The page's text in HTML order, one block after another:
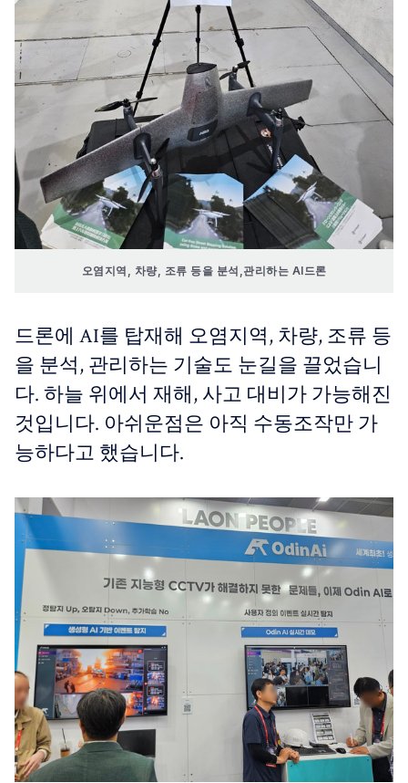
오염지역, 차량, 조류 등을 분석,관리하는 AI드론
드론에 AI를 탑재해 오염지역, 차량, 조류 등
을 분석, 관리하는 기술도 눈길을 끌었습니
다. 하늘 위에서 재해, 사고 대비가 가능해진
것입니다. 아쉬운점은 아직 수동조작만 가
능하다고 했습니다.